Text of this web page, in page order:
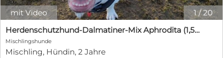
1/20
mit Video
Herdenschutzhund-Dalmatiner-Mix Aphrodita (1,5 J.) für hundeerfahrenes, liebevolles Zuhause & Garten
Mischlingshunde
Mischling, Hündin, 2 Jahre